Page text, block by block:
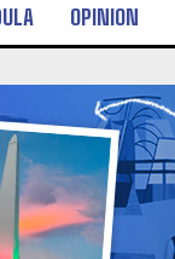
OPINION